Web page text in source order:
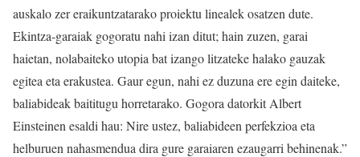
auskalo zer eraikuntzatarako proiektu linealek osatzen dute.
Ekintza-garaiak gogoratu nahi izan ditut; hain zuzen, garai
haietan, nolabaiteko utopia bat izango litzateke halako gauzak
egitea eta erakustea. Gaur egun, nahi ez duzuna ere egin daiteke,
baliabideak baititugu horretarako. Gogora datorkit Albert
Einsteinen esaldi hau: Nire ustez, baliabideen perfekzioa eta
helburuen nahasmendua dira gure garaiaren ezaugarri behinenak.”